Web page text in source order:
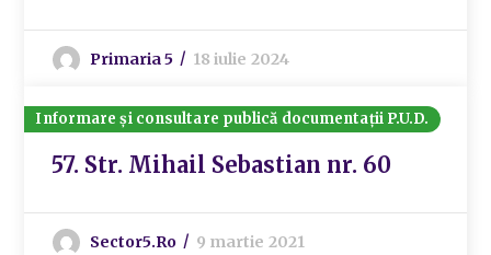
Primaria 5 18 iulie 2024
Informare și consultare publică documentații P.U.D.
57. Str. Mihail Sebastian nr. 60
Sector5.ro 9 martie 2021